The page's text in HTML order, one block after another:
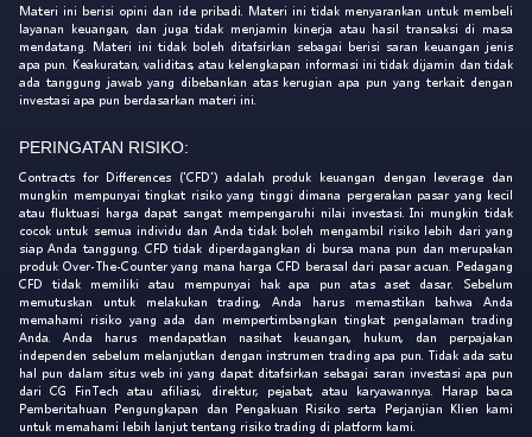
Materi ini berisi opini dan ide pribadi. Materi ini tidak menyarankan untuk membeli
layanan keuangan, dan juga tidak menjamin kinerja atau hasil transaksi di masa
mendatang. Materi ini tidak boleh ditafsirkan sebagai berisi saran keuangan jenis
apa pun. Keakuratan, validitas, atau kelengkapan informasi ini tidak dijamin dan tidak
ada tanggung jawab yang dibebankan atas kerugian apa pun yang terkait dengan
investasi apa pun berdasarkan materi ini.
PERINGATAN RISIKO:
Contracts for Differences ('CFD') adalah produk keuangan dengan leverage dan
mungkin mempunyai tingkat risiko yang tinggi dimana pergerakan pasar yang kecil
atau fluktuasi harga dapat sangat mempengaruhi nilai investasi. Ini mungkin tidak
cocok untuk semua individu dan Anda tidak boleh mengambil risiko lebih dari yang
siap Anda tanggung. CFD tidak diperdagangkan di bursa mana pun dan merupakan
produk Over-The-Counter yang mana harga CFD berasal dari pasar acuan. Pedagang
CFD tidak memiliki atau mempunyai hak apa pun atas aset dasar. Sebelum
memutuskan untuk melakukan trading, Anda harus memastikan bahwa Anda
memahami risiko yang ada dan mempertimbangkan tingkat pengalaman trading
Anda. Anda harus mendapatkan nasihat keuangan, hukum, dan perpajakan
independen sebelum melanjutkan dengan instrumen trading apa pun. Tidak ada satu
hal pun dalam situs web ini yang dapat ditafsirkan sebagai saran investasi apa pun
dari CG FinTech atau afiliasi, direktur, pejabat, atau karyawannya. Harap baca
Pemberitahuan Pengungkapan dan Pengakuan Risiko serta Perjanjian Klien kami
untuk memahami lebih lanjut tentang risiko trading di platform kami.